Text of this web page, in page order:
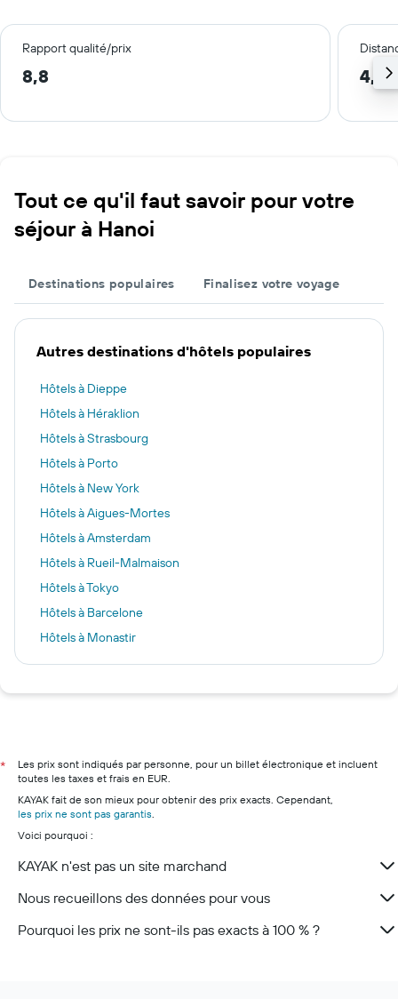
Rapport qualité/prix
8,8 4,2
Tout ce qu'il faut savoir pour votre
séjour à Hanoi
Destinations populaires Finalisez votre voyage
Autres destinations d'hôtels populaires
Hôtels à Dieppe
Hôtels à Héraklion
Hôtels à Strasbourg
Hôtels à Porto
Hôtels à New York
Hôtels à Aigues-Mortes
Hôtels à Amsterdam
Hôtels à Rueil-Malmaison
Hôtels à Tokyo
Hôtels à Barcelone
Hôtels à Monastir
Hôtels à Londres
Hôtels à Paris
Hôtels à Marseille
Hôtels à Nice
Hôtels à Deauville
Hôtels à Bordeaux
*
Les prix sont indiqués par personne, pour un billet électronique et incluent
toutes les taxes et frais en EUR.
KAYAK fait de son mieux pour obtenir des prix exacts. Cependant,
les prix ne sont pas garantis.
Voici pourquoi :
KAYAK n'est pas un site marchand
Nous recueillons des données pour vous
Pourquoi les prix ne sont-ils pas exacts à 100 % ?